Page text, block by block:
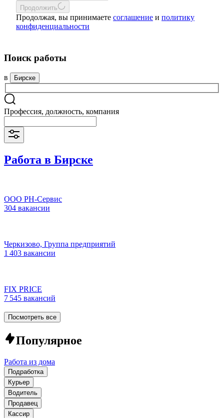
Продолжить
Продолжая, вы принимаете соглашение и политику
конфиденциальности
Поиск работы
в Бирске
Профессия, должность, компания
Работа в Бирске
ООО РН-Сервис
304 вакансии
Черкизово, Группа предприятий
1 403 вакансии
FIX PRICE
7 545 вакансий
Посмотреть все
Популярное
Работа из дома
Подработка
Курьер
Водитель
Продавец
Кассир